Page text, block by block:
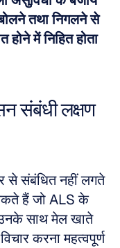
तथा निगलने से
में निहित होता
संबंधी लक्षण
से संबंधित नहीं लगते
हैं जो ALS के
साथ मेल खाते
करना महत्वपूर्ण